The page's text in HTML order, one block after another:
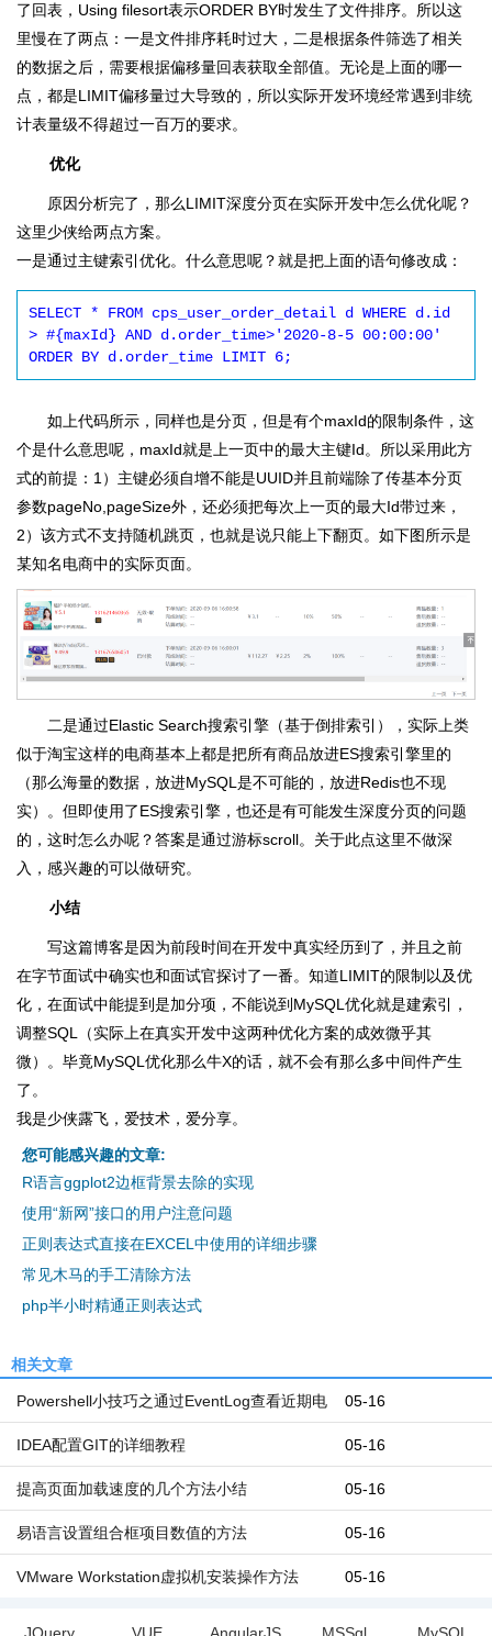
了回表，Using filesort表示ORDER BY时发生了文件排序。所以这
里慢在了两点：一是文件排序耗时过大，二是根据条件筛选了相关
的数据之后，需要根据偏移量回表获取全部值。无论是上面的哪一
点，都是LIMIT偏移量过大导致的，所以实际开发环境经常遇到非统
计表量级不得超过一百万的要求。
优化
原因分析完了，那么LIMIT深度分页在实际开发中怎么优化呢？
这里少侠给两点方案。
一是通过主键索引优化。什么意思呢？就是把上面的语句修改成：
SELECT * FROM cps_user_order_detail d WHERE d.id
> #{maxId} AND d.order_time>'2020-8-5 00:00:00'
ORDER BY d.order_time LIMIT 6;
如上代码所示，同样也是分页，但是有个maxId的限制条件，这
个是什么意思呢，maxId就是上一页中的最大主键Id。所以采用此方
式的前提：1）主键必须自增不能是UUID并且前端除了传基本分页
参数pageNo,pageSize外，还必须把每次上一页的最大Id带过来，
2）该方式不支持随机跳页，也就是说只能上下翻页。如下图所示是
某知名电商中的实际页面。
二是通过Elastic Search搜索引擎（基于倒排索引），实际上类
似于淘宝这样的电商基本上都是把所有商品放进ES搜索引擎里的
（那么海量的数据，放进MySQL是不可能的，放进Redis也不现
实）。但即使用了ES搜索引擎，也还是有可能发生深度分页的问题
的，这时怎么办呢？答案是通过游标scroll。关于此点这里不做深
入，感兴趣的可以做研究。
小结
写这篇博客是因为前段时间在开发中真实经历到了，并且之前
在字节面试中确实也和面试官探讨了一番。知道LIMIT的限制以及优
化，在面试中能提到是加分项，不能说到MySQL优化就是建索引，
调整SQL（实际上在真实开发中这两种优化方案的成效微乎其
微）。毕竟MySQL优化那么牛X的话，就不会有那么多中间件产生
了。
我是少侠露飞，爱技术，爱分享。
您可能感兴趣的文章:
R语言ggplot2边框背景去除的实现
使用“新网”接口的用户注意问题
正则表达式直接在EXCEL中使用的详细步骤
常见木马的手工清除方法
php半小时精通正则表达式
相关文章
05-16
Powershell小技巧之通过EventLog查看近期电
脑开机和关机时间 05-16
IDEA配置GIT的详细教程
05-16
提高页面加载速度的几个方法小结
05-16
易语言设置组合框项目数值的方法
05-16
VMware Workstation虚拟机安装操作方法